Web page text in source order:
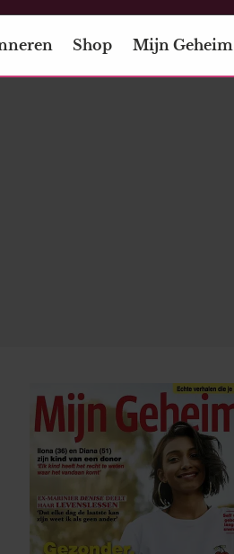
Shop Mijn Geheim